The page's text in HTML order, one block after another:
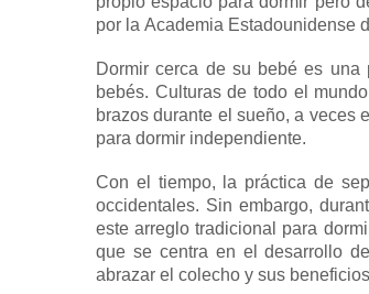
por la Academia Estadounidense
Dormir cerca de su bebé es una
bebés. Culturas de todo el
brazos durante el sueño, a veces
para dormir independiente.
Con el tiempo, la práctica de
occidentales. Sin embargo,
este arreglo tradicional para
que se centra en el desarrollo
abrazar el colecho y sus